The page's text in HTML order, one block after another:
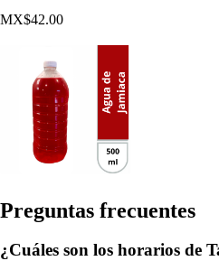
MX$42.00
Preguntas frecuentes
¿Cuáles son los horarios de